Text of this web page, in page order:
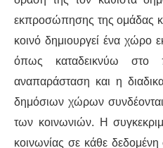
εκπροσώπησης της ομάδας
κοινό δημιουργεί ένα χώρο
όπως καταδεικνύω στο
αναπαράσταση και η
δημόσιων χώρων συνδέονται
των κοινωνιών. Η
κοινωνίας σε κάθε δεδομένη